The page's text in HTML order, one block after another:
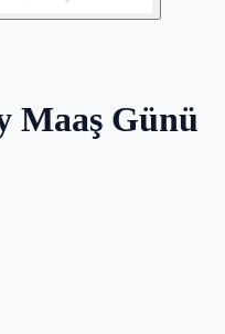
Maaş Günü